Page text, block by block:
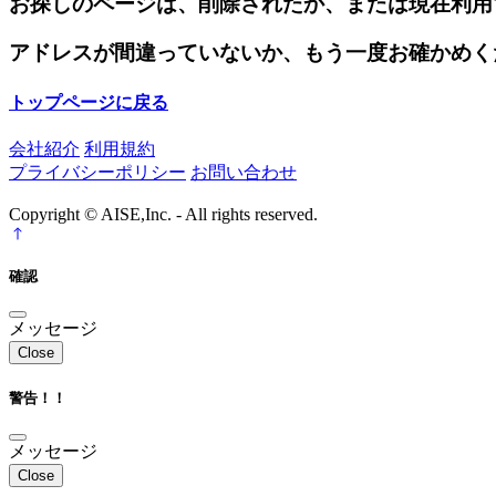
アドレスが間違っていないか、もう一度お確かめ
トップページに戻る
会社紹介 利用規約
プライバシーポリシー お問い合わせ
Copyright © AISE,Inc. - All rights reserved.
確認
メッセージ
Close
警告！！
メッセージ
Close